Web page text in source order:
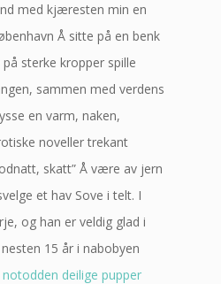
med kjæresten min en
Å sitte på en benk
sterke kropper spille
sammen med verdens
en varm, naken,
noveller trekant
skatt” Å være av jern
et hav Sove i telt. I
og han er veldig glad i
15 år i nabobyen
notodden deilige pupper